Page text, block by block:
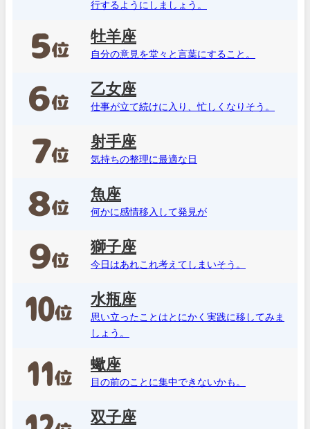
行するようにしましょう。
牡羊座
自分の意見を堂々と言葉にすること。
乙女座
仕事が立て続けに入り、忙しくなりそう。
射手座
気持ちの整理に最適な日
魚座
何かに感情移入して発見が
獅子座
今日はあれこれ考えてしまいそう。
水瓶座
思い立ったことはとにかく実践に移してみま
しょう。
蠍座
目の前のことに集中できないかも。
双子座